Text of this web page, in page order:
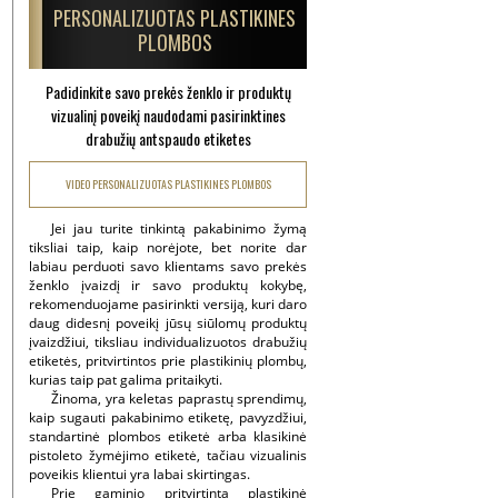
PERSONALIZUOTAS PLASTIKINES
PLOMBOS
Padidinkite savo prekės ženklo ir produktų
vizualinį poveikį naudodami pasirinktines
drabužių antspaudo etiketes
VIDEO PERSONALIZUOTAS PLASTIKINES PLOMBOS
Jei jau turite tinkintą pakabinimo žymą
tiksliai taip, kaip norėjote, bet norite dar
labiau perduoti savo klientams savo prekės
ženklo įvaizdį ir savo produktų kokybę,
rekomenduojame pasirinkti versiją, kuri daro
daug didesnį poveikį jūsų siūlomų produktų
įvaizdžiui, tiksliau individualizuotos drabužių
etiketės, pritvirtintos prie plastikinių plombų,
kurias taip pat galima pritaikyti.
Žinoma, yra keletas paprastų sprendimų,
kaip sugauti pakabinimo etiketę, pavyzdžiui,
standartinė plombos etiketė arba klasikinė
pistoleto žymėjimo etiketė, tačiau vizualinis
poveikis klientui yra labai skirtingas.
Prie gaminio pritvirtinta plastikinė